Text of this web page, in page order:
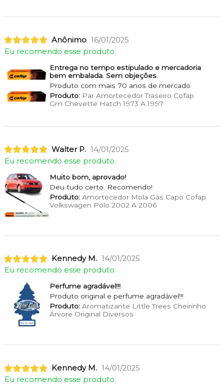
Anônimo 16/01/2025
Eu recomendo esse produto.
Entrega no tempo estipulado e mercadoria
bem embalada. Sem objeções.
Produto com mais 70 anos de mercado
Produto:Par Amortecedor Traseiro Cofap
Gm Chevette Hatch 1973 A 1997
Walter P. 14/01/2025
Eu recomendo esse produto.
Muito bom, aprovado!
Deu tudo certo. Recomendo!
Produto:Amortecedor Mola Gás Capo Cofap
Volkswagen Polo 2002 A 2006
Kennedy M. 14/01/2025
Eu recomendo esse produto.
Perfume agradável!!!
Produto original e perfume agradável!!!
Produto:Aromatizante Little Trees Cheirinho
Árvore Original Diversos
Kennedy M. 14/01/2025
Eu recomendo esse produto.